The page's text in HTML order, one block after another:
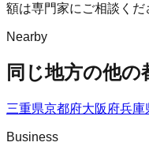
額は専門家にご相談くだ
Nearby
同じ地方の他の
三重県京都府大阪府兵庫
Business